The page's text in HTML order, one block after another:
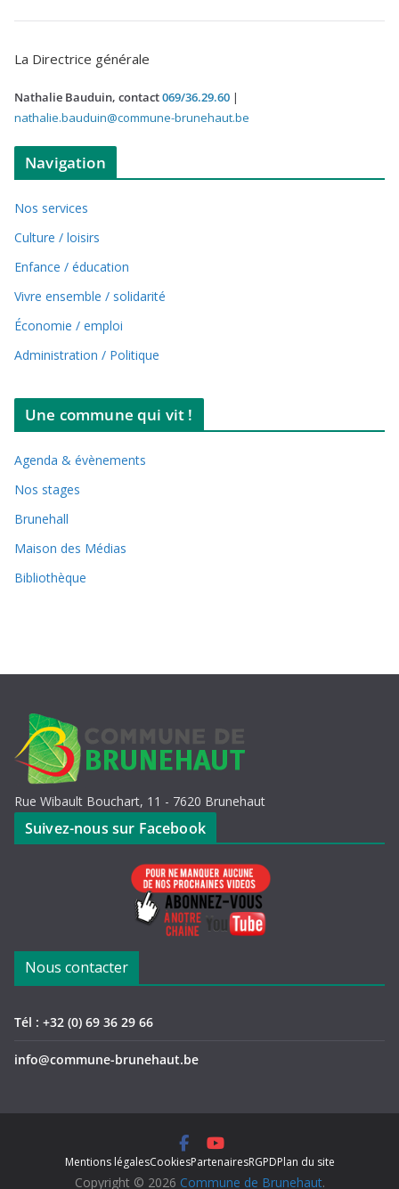
La Directrice générale
Nathalie Bauduin, contact069/36.29.60 |
nathalie.bauduin@commune-brunehaut.be
Navigation
Nos services
Culture / loisirs
Enfance / éducation
Vivre ensemble / solidarité
Économie / emploi
Administration / Politique
Une commune qui vit !
Agenda & évènements
Nos stages
Brunehall
Maison des Médias
Bibliothèque
Rue Wibault Bouchart, 11 - 7620 Brunehaut
Suivez-nous sur Facebook
Nous contacter
Tél : +32 (0) 69 36 29 66
info@commune-brunehaut.be
Mentions légalesCookiesPartenairesRGPDPlan du site
Copyright © 2026 Commune de Brunehaut.